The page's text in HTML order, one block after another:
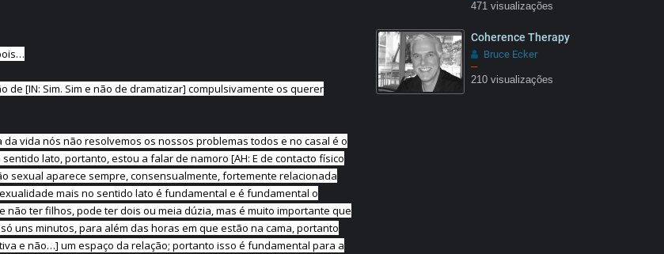
de [IN: Sim. Sim e não de dramatizar] compulsivamente os querer
vida nós não resolvemos os nossos problemas todos e no casal é o
lato, portanto, estou a falar de namoro [AH: E de contacto físico
sexual aparece sempre, consensualmente, fortemente relacionada
mais no sentido lato é fundamental e é fundamental o
ter filhos, pode ter dois ou meia dúzia, mas é muito importante que
uns minutos, para além das horas em que estão na cama, portanto
e não…] um espaço da relação; portanto isso é fundamental para a
471 visualizações
Coherence Therapy
Bruce Ecker
–
210 visualizações